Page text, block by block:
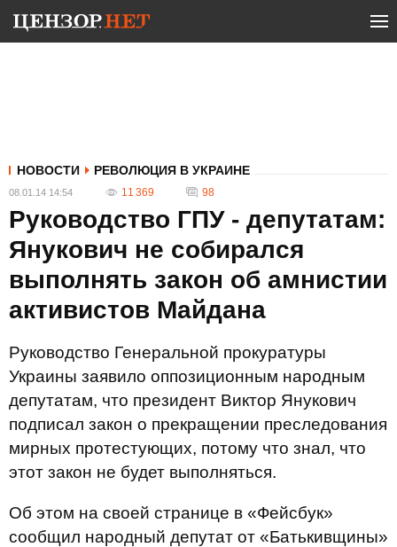
НОВОСТИ РЕВОЛЮЦИЯ В УКРАИНЕ
08.01.14 14:54 11 369 98
Руководство ГПУ - депутатам:
Янукович не собирался
выполнять закон об амнистии
активистов Майдана
Руководство Генеральной прокуратуры
Украины заявило оппозиционным народным
депутатам, что президент Виктор Янукович
подписал закон о прекращении преследования
мирных протестующих, потому что знал, что
этот закон не будет выполняться.
Об этом на своей странице в «Фейсбук»
сообщил народный депутат от «Батькивщины»